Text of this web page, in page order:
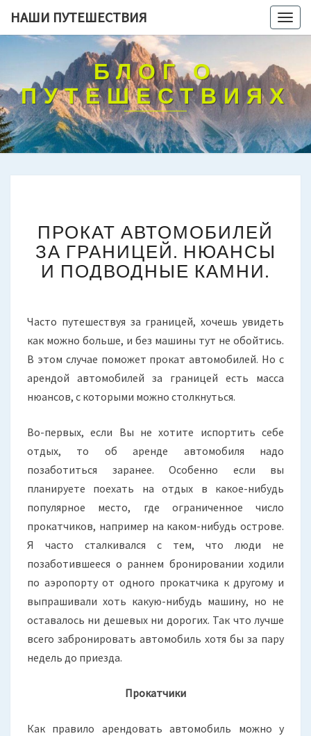
НАШИ ПУТЕШЕСТВИЯ
БЛОГ О
ПУТЕШЕСТВИЯХ
АВТОМОБИЛЕЙ
ЗА
ГРАНИЦЕЙ.
НЮАНСЫ
КАМНИ.
ПРОКАТ АВТОМОБИЛЕЙ
ЗА ГРАНИЦЕЙ. НЮАНСЫ
И ПОДВОДНЫЕ КАМНИ.
Часто путешествуя за границей, хочешь увидеть
как можно больше, и без машины тут не обойтись.
В этом случае поможет прокат автомобилей. Но с
арендой автомобилей за границей есть масса
нюансов, с которыми можно столкнуться.
Во-первых, если Вы не хотите испортить себе
отдых, то об аренде автомобиля надо
позаботиться заранее. Особенно если вы
планируете поехать на отдых в какое-нибудь
популярное место, где ограниченное число
прокатчиков, например на каком-нибудь острове.
Я часто сталкивался с тем, что люди не
позаботившееся о раннем бронировании ходили
по аэропорту от одного прокатчика к другому и
выпрашивали хоть какую-нибудь машину, но не
оставалось ни дешевых ни дорогих. Так что лучше
всего забронировать автомобиль хотя бы за пару
недель до приезда.
Прокатчики
Как правило арендовать автомобиль можно у